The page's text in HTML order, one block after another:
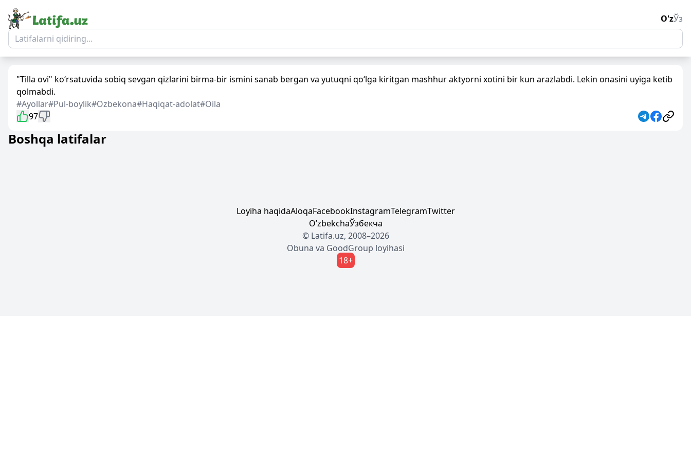
O'zЎз
"Tilla ovi" ko‘rsatuvida sobiq sevgan qizlarini birma-bir ismini sanab bergan va yutuqni qo‘lga kiritgan mashhur aktyorni xotini bir kun arazlabdi. Lekin onasini uyiga ketib
qolmabdi.
#Ayollar#Pul-boylik#Ozbekona#Haqiqat-adolat#Oila
97
Boshqa latifalar
Loyiha haqidaAloqaFacebookInstagramTelegramTwitter
OʼzbekchaЎзбекча
© Latifa.uz, 2008–2026
Obuna va GoodGroup loyihasi
18+